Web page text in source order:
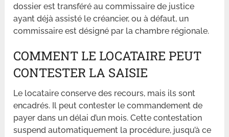
dossier est transféré au commissaire de justice
ayant déjà assisté le créancier, ou à défaut, un
commissaire est désigné par la chambre régionale.
COMMENT LE LOCATAIRE PEUT
CONTESTER LA SAISIE
Le locataire conserve des recours, mais ils sont
encadrés. Il peut contester le commandement de
payer dans un délai d’un mois. Cette contestation
suspend automatiquement la procédure, jusqu’à ce